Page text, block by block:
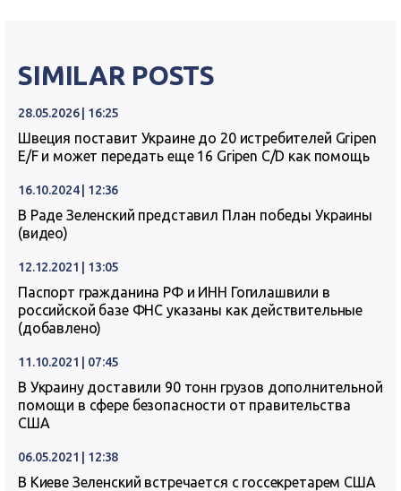
SIMILAR POSTS
28.05.2026 | 16:25
Швеция поставит Украине до 20 истребителей Gripen
E/F и может передать еще 16 Gripen C/D как помощь
16.10.2024 | 12:36
В Раде Зеленский представил План победы Украины
(видео)
12.12.2021 | 13:05
Паспорт гражданина РФ и ИНН Гогилашвили в
российской базе ФНС указаны как действительные
(добавлено)
11.10.2021 | 07:45
В Украину доставили 90 тонн грузов дополнительной
помощи в сфере безопасности от правительства
США
06.05.2021 | 12:38
В Киеве Зеленский встречается с госсекретарем США